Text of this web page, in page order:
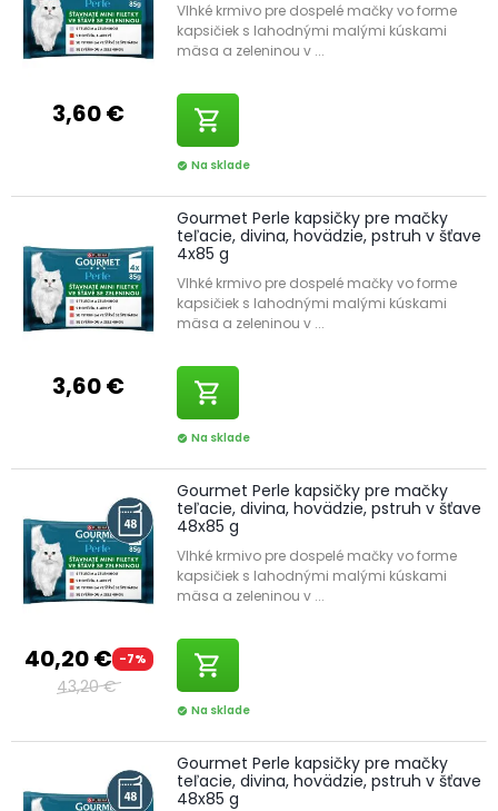
3,60 €
Vlhké krmivo pre dospelé mačky vo forme
kapsičiek s lahodnými malými kúskami
mäsa a zeleninou v ...
shopping_cart
check_circle Na sklade
3,60 €
Gourmet Perle kapsičky pre mačky
teľacie, divina, hovädzie, pstruh v šťave
4x85 g
Vlhké krmivo pre dospelé mačky vo forme
kapsičiek s lahodnými malými kúskami
mäsa a zeleninou v ...
shopping_cart
check_circle Na sklade
40,20 € -7%
43,20 €
Gourmet Perle kapsičky pre mačky
teľacie, divina, hovädzie, pstruh v šťave
48x85 g
Vlhké krmivo pre dospelé mačky vo forme
kapsičiek s lahodnými malými kúskami
mäsa a zeleninou v ...
shopping_cart
check_circle Na sklade
Gourmet Perle kapsičky pre mačky
teľacie, divina, hovädzie, pstruh v šťave
48x85 g